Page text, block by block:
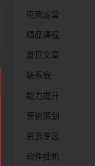
电商运营
精品课程
置顶文章
联系我
能力提升
营销策划
资源专区
软件挂机